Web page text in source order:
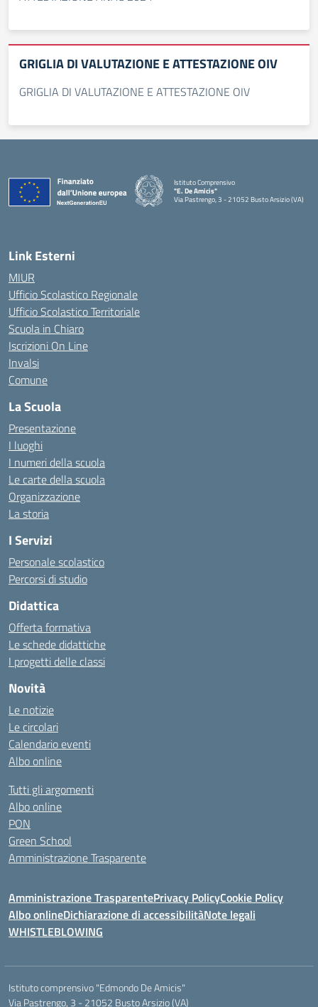
GRIGLIA DI VALUTAZIONE E ATTESTAZIONE OIV
GRIGLIA DI VALUTAZIONE E ATTESTAZIONE OIV
Istituto Comprensivo
"E. De Amicis"
Via Pastrengo, 3 - 21052 Busto Arsizio (VA)
Link Esterni
MIUR
Ufficio Scolastico Regionale
Ufficio Scolastico Territoriale
Scuola in Chiaro
Iscrizioni On Line
Invalsi
Comune
La Scuola
Presentazione
I luoghi
I numeri della scuola
Le carte della scuola
Organizzazione
La storia
I Servizi
Personale scolastico
Percorsi di studio
Didattica
Offerta formativa
Le schede didattiche
I progetti delle classi
Novità
Le notizie
Le circolari
Calendario eventi
Albo online
Tutti gli argomenti
Albo online
PON
Green School
Amministrazione Trasparente
Amministrazione TrasparentePrivacy PolicyCookie Policy
Albo onlineDichiarazione di accessibilitàNote legali
WHISTLEBLOWING
Istituto comprensivo "Edmondo De Amicis"
Via Pastrengo, 3 - 21052 Busto Arsizio (VA)